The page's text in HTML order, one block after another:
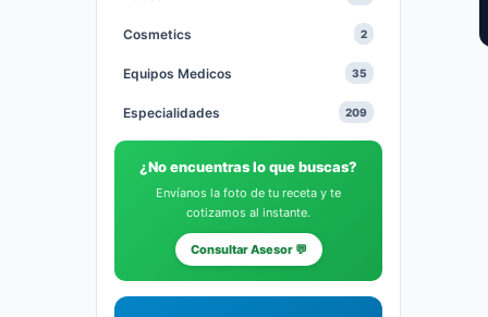
Cosmetics 2
Equipos Medicos 35
Especialidades 209
Health and Beauty
Hidratantes
¿No encuentras lo que buscas?
Envíanos la foto de tu receta y te
cotizamos al instante.
Consultar Asesor 💬